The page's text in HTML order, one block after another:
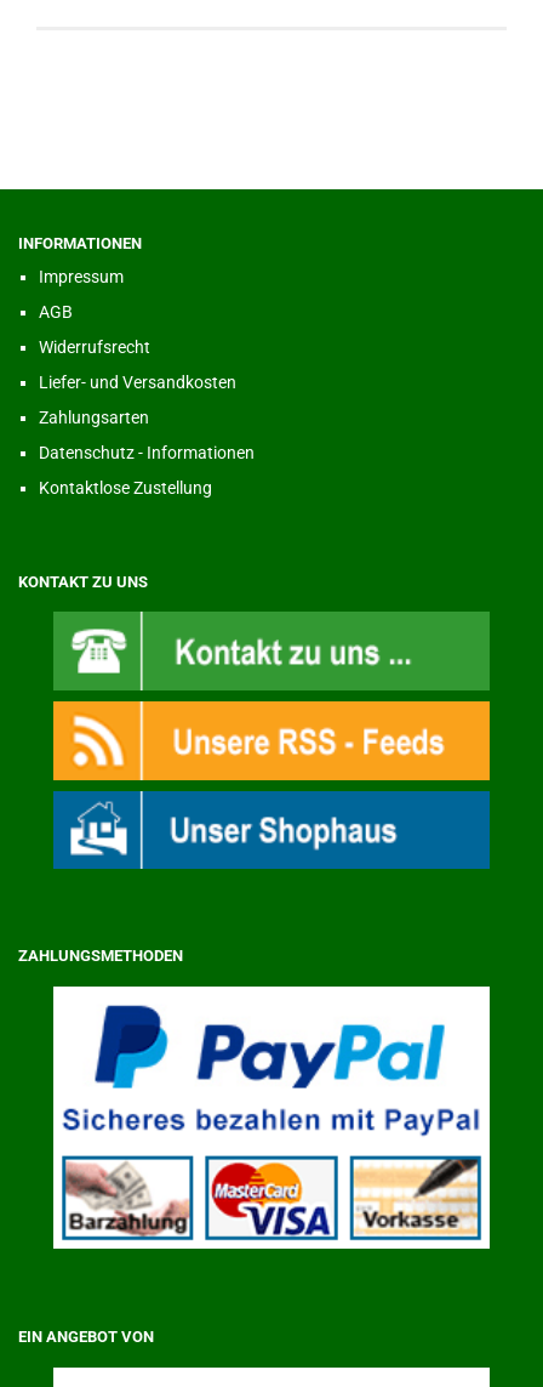
INFORMATIONEN
Impressum
AGB
Widerrufsrecht
Liefer- und Versandkosten
Zahlungsarten
Datenschutz - Informationen
Kontaktlose Zustellung
KONTAKT ZU UNS
ZAHLUNGSMETHODEN
EIN ANGEBOT VON